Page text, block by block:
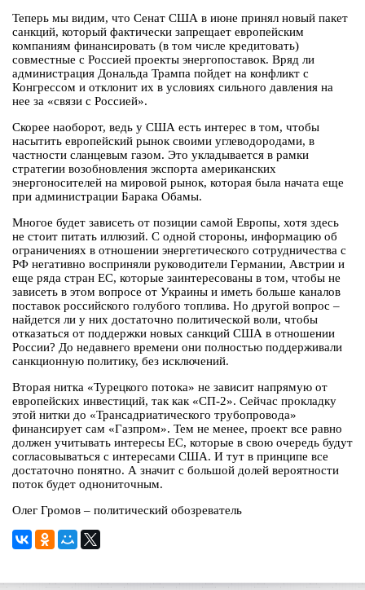
Теперь мы видим, что Сенат США в июне принял новый пакет
санкций, который фактически запрещает европейским
компаниям финансировать (в том числе кредитовать)
совместные с Россией проекты энергопоставок. Вряд ли
администрация Дональда Трампа пойдет на конфликт с
Конгрессом и отклонит их в условиях сильного давления на
нее за «связи с Россией».
Скорее наоборот, ведь у США есть интерес в том, чтобы
насытить европейский рынок своими углеводородами, в
частности сланцевым газом. Это укладывается в рамки
стратегии возобновления экспорта американских
энергоносителей на мировой рынок, которая была начата еще
при администрации Барака Обамы.
Многое будет зависеть от позиции самой Европы, хотя здесь
не стоит питать иллюзий. С одной стороны, информацию об
ограничениях в отношении энергетического сотрудничества с
РФ негативно восприняли руководители Германии, Австрии и
еще ряда стран ЕС, которые заинтересованы в том, чтобы не
зависеть в этом вопросе от Украины и иметь больше каналов
поставок российского голубого топлива. Но другой вопрос –
найдется ли у них достаточно политической воли, чтобы
отказаться от поддержки новых санкций США в отношении
России? До недавнего времени они полностью поддерживали
санкционную политику, без исключений.
Вторая нитка «Турецкого потока» не зависит напрямую от
европейских инвестиций, так как «СП-2». Сейчас прокладку
этой нитки до «Трансадриатического трубопровода»
финансирует сам «Газпром». Тем не менее, проект все равно
должен учитывать интересы ЕС, которые в свою очередь будут
согласовываться с интересами США. И тут в принципе все
достаточно понятно. А значит с большой долей вероятности
поток будет однониточным.
Олег Громов – политический обозреватель